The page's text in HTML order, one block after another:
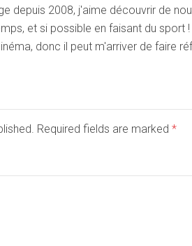
depuis 2008, j'aime découvrir de
et si possible en faisant du sport
donc il peut m'arriver de faire
Required fields are marked *